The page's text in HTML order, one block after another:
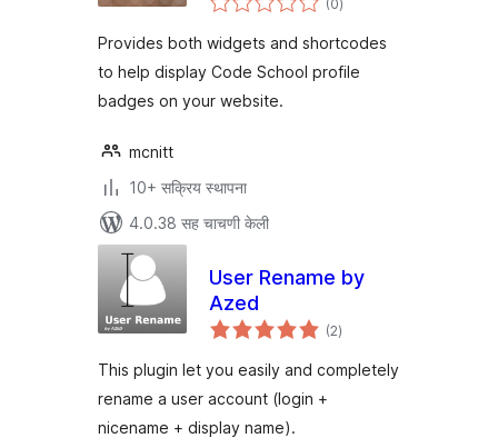
(0मूल्यांकन
)
Provides both widgets and shortcodes
to help display Code School profile
badges on your website.
mcnitt
10+ सक्रिय स्थापना
4.0.38 सह चाचणी केली
User Rename by
Azed
(2एकूण
मूल्यांकन
)
This plugin let you easily and completely
rename a user account (login +
nicename + display name).